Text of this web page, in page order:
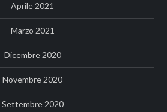
Aprile 2021
Marzo 2021
Dicembre 2020
Novembre 2020
Settembre 2020